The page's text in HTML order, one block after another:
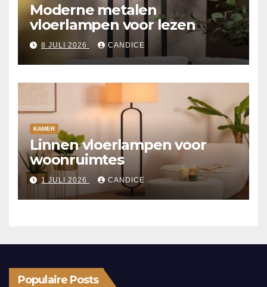
Moderne metalen
vloerlampen voor lezen
8 JULI 2026 CANDICE
KAMER
Linnen vloerlampen voor
woonruimtes
1 JULI 2026 CANDICE
Populaire Posts